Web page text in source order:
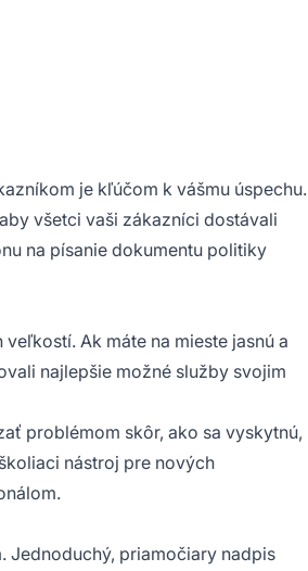
je kľúčom k vášmu úspechu.
všetci vaši zákazníci dostávali
na písanie dokumentu politiky
Ak máte na mieste jasnú a
najlepšie možné služby svojim
problémom skôr, ako sa vyskytnú,
nástroj pre nových
Jednoduchý, priamočiary nadpis